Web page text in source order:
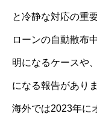
と冷静な対応の重
ローンの自動散布
明になるケースや
になる報告がありま
海外では2023年に